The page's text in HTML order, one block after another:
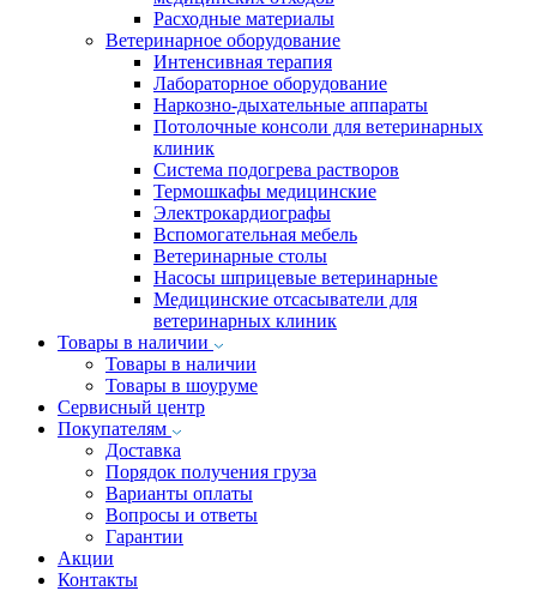
Расходные материалы
Ветеринарное оборудование
Интенсивная терапия
Лабораторное оборудование
Наркозно-дыхательные аппараты
Потолочные консоли для ветеринарных
клиник
Система подогрева растворов
Термошкафы медицинские
Электрокардиографы
Вспомогательная мебель
Ветеринарные столы
Насосы шприцевые ветеринарные
Медицинские отсасыватели для
ветеринарных клиник
Товары в наличии
Товары в наличии
Товары в шоуруме
Сервисный центр
Покупателям
Доставка
Порядок получения груза
Варианты оплаты
Вопросы и ответы
Гарантии
Акции
Контакты